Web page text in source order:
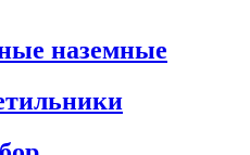
наземные